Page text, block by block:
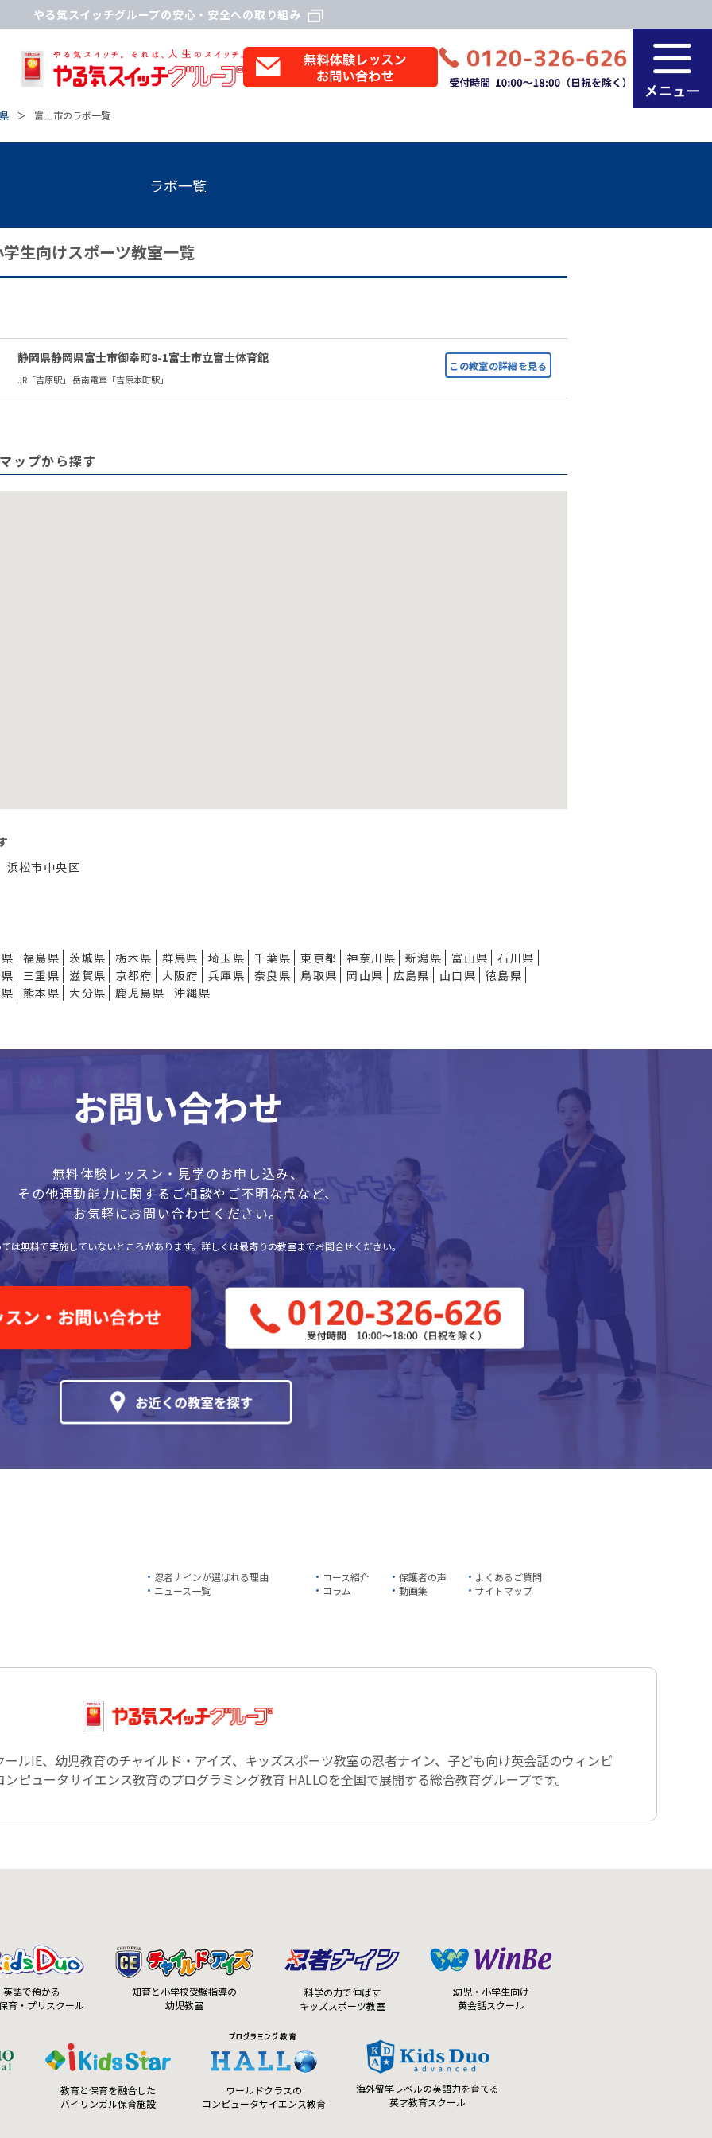
やる気スイッチグループの安心・安全への取り組み
富士市のラボ一覧
ラボ一覧
生向けスポーツ教室一覧
静岡県静岡県富士市御幸町8-1富士市立富士体育館
JR「吉原駅」 岳南電車「吉原本町駅」
ップから探す
浜松市中央区
福島県 茨城県 栃木県 群馬県 埼玉県 千葉県 東京都 神奈川県 新潟県 富山県
石川県
三重県 滋賀県 京都府 大阪府 兵庫県 奈良県 鳥取県 岡山県 広島県 山口県
徳島県
熊本県 大分県 鹿児島県 沖縄県
無料体験レッスン・見学のお申し込み、
その他運動能力に関するご相談やご不明な点など、
お気軽にお問い合わせください。
は無料で実施していないところがあります。詳しくは最寄りの教室までお問合せください。
忍者ナインが選ばれる理由 コース紹介 保護者の声
よくあるご質問
ニュース一覧
コラム 動画集 サイトマップ
ルIE、幼児教育のチャイルド・アイズ、キッズスポーツ教室の忍者ナイン、子ども向け英会話のウィンビ
ピュータサイエンス教育のプログラミング教育 HALLOを全国で展開する総合教育グループです。
英語で預かる
育・プリスクール
知育と小学校受験指導の
幼児教室
科学の力で伸ばす
キッズスポーツ教室
幼児・小学生向け
英会話スクール
教育と保育を融合した
バイリンガル保育施設
ワールドクラスの
コンピュータサイエンス教育
海外留学レベルの英語力を育てる
英才教育スクール